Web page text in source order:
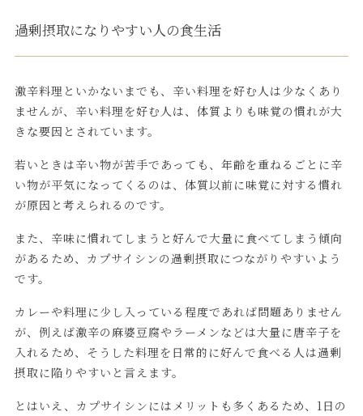
過剰摂取になりやすい人の食生活
激辛料理といかないまでも、辛い料理を好む人は少なくあり
ませんが、辛い料理を好む人は、体質よりも味覚の慣れが大
きな要因とされています。
若いときは辛い物が苦手であっても、年齢を重ねるごとに辛
い物が平気になってくるのは、体質以前に味覚に対する慣れ
が原因と考えられるのです。
また、辛味に慣れてしまうと好んで大量に食べてしまう傾向
があるため、カプサイシンの過剰摂取につながりやすいよう
です。
カレーや料理に少し入っている程度であれば問題ありません
が、例えば激辛の麻婆豆腐やラーメンなどは大量に唐辛子を
入れるため、そうした料理を日常的に好んで食べる人は過剰
摂取に陥りやすいと言えます。
とはいえ、カプサイシンにはメリットも多くあるため、1日の